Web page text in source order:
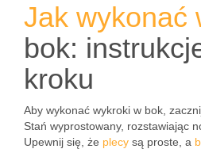
Jak wykonać
bok:
kroku
Aby wykonać wykroki w bok,
Stań wyprostowany, rozstawiając
Upewnij się, że plecy są proste, a